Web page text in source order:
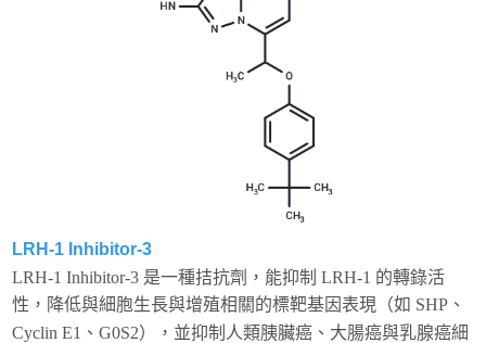
LRH-1 Inhibitor-3
LRH-1 Inhibitor-3 是一種拮抗劑，能抑制 LRH-1 的轉錄活
性，降低與細胞生長與增殖相關的標靶基因表現（如 SHP、
Cyclin E1、G0S2），並抑制人類胰臟癌、大腸癌與乳腺癌細